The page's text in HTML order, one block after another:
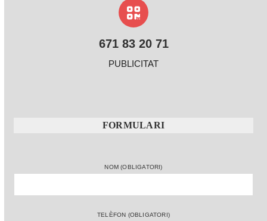
671 83 20 71
PUBLICITAT
FORMULARI
NOM (OBLIGATORI)
TELÈFON (OBLIGATORI)